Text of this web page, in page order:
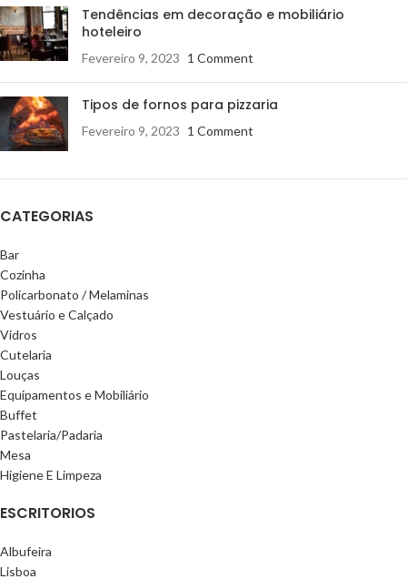
Tendências em decoração e mobiliário
hoteleiro
Fevereiro 9, 2023 1 Comment
Tipos de fornos para pizzaria
Fevereiro 9, 2023 1 Comment
CATEGORIAS
Bar
Cozinha
Policarbonato / Melaminas
Vestuário e Calçado
Vidros
Cutelaria
Louças
Equipamentos e Mobiliário
Buffet
Pastelaria/Padaria
Mesa
Higiene E Limpeza
ESCRITORIOS
Albufeira
Lisboa